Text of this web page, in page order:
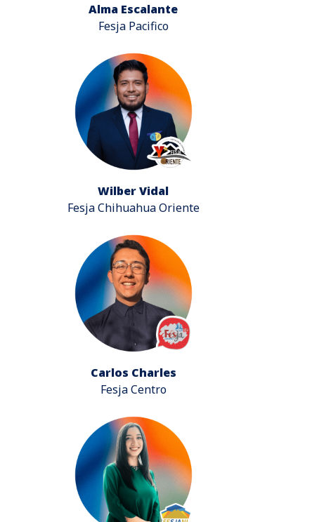
Alma Escalante
Fesja Pacifico
Wilber Vidal
Fesja Chihuahua Oriente
Carlos Charles
Fesja Centro